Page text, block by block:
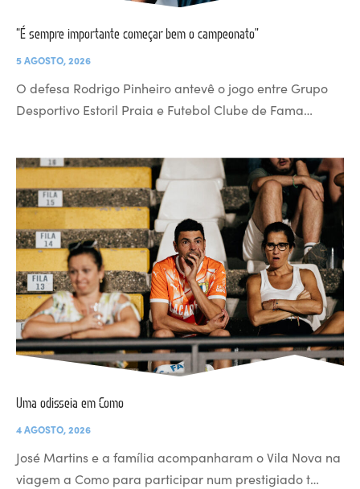
“É sempre importante começar bem o campeonato”
5 AGOSTO, 2026
O defesa Rodrigo Pinheiro antevê o jogo entre Grupo
Desportivo Estoril Praia e Futebol Clube de Fama…
Uma odisseia em Como
4 AGOSTO, 2026
José Martins e a família acompanharam o Vila Nova na
viagem a Como para participar num prestigiado t…